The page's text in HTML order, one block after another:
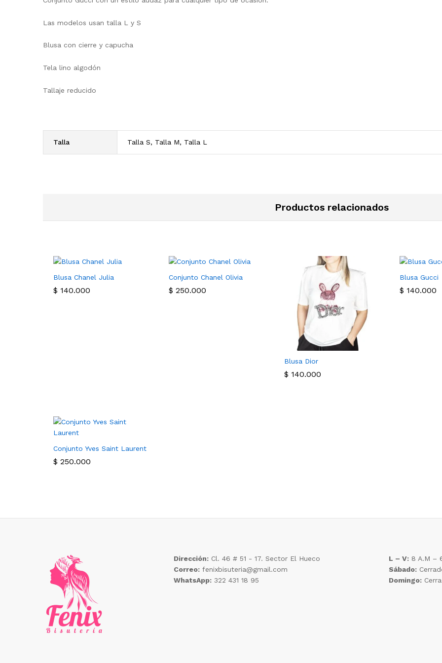
Las modelos usan talla L y S
Blusa con cierre y capucha
Tela lino algodón
Tallaje reducido
Talla Talla S, Talla M, Talla L
Productos relacionados
Blusa Chanel Julia
$ 140.000
Conjunto Chanel Olivia
$ 250.000
Blusa Dior
$ 140.000
Blusa Gucci
$ 140.000
Conjunto Yves Saint Laurent
$ 250.000
Dirección:Cl. 46 # 51 - 17. Sector El Hueco
Correo:fenixbisuteria@gmail.com
WhatsApp:322 431 18 95
L – V: 8 A.M –
Sábado:
Domingo: